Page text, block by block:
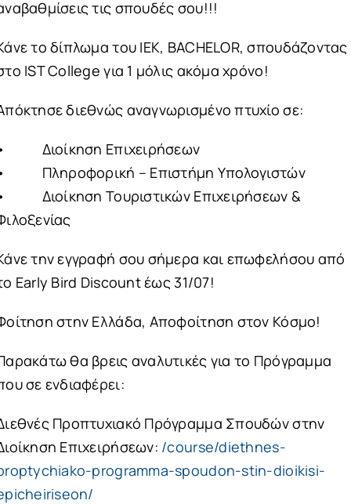
τις σπουδές σου!!!
το δίπλωμα του ΙΕΚ, BACHELOR, σπουδάζοντας
IST College για 1 μόλις ακόμα χρόνο!
διεθνώς αναγνωρισμένο πτυχίο σε:
Διοίκηση Επιχειρήσεων
Πληροφορική – Επιστήμη Υπολογιστών
Διοίκηση Τουριστικών Επιχειρήσεων &
την εγγραφή σου σήμερα και επωφελήσου από
Early Bird Discount έως 31/07!
στην Ελλάδα, Αποφοίτηση στον Κόσμο!
θα βρεις αναλυτικές για το Πρόγραμμα
σε ενδιαφέρει:
Προπτυχιακό Πρόγραμμα Σπουδών στην
Επιχειρήσεων: /course/diethnes-
programma-spoudon-stin-dioikisi-